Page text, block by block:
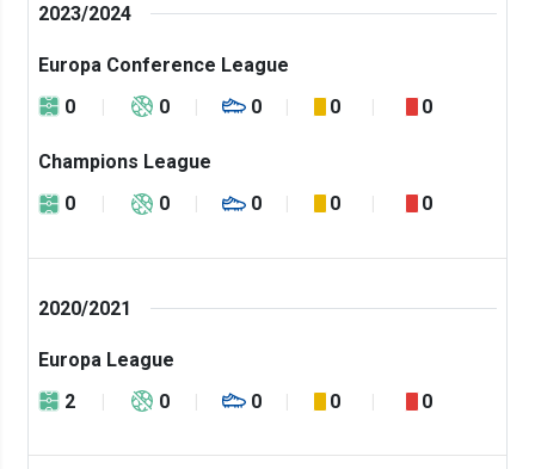
2023/2024
Europa Conference League
0
0 0 0 0
Champions League
0
0 0 0 0
2020/2021
Europa League
2
0 0 0 0